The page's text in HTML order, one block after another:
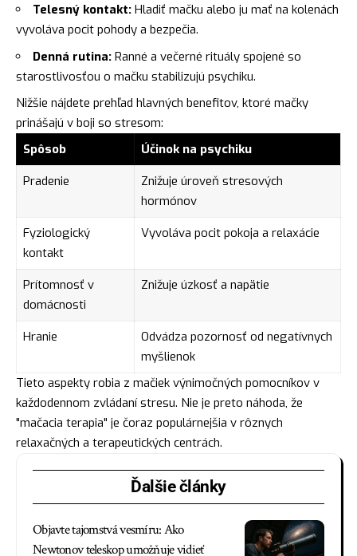
Telesný kontakt: Hladiť mačku alebo ju mať na kolenách
vyvoláva pocit pohody a bezpečia.
Denná rutina: Ranné a večerné rituály spojené so
starostlivosťou o mačku stabilizujú psychiku.
Nižšie nájdete prehľad hlavných benefitov, ktoré mačky
prinášajú v boji so stresom:
Spôsob
Účinok na psychiku
Pradenie
Znižuje úroveň stresových
hormónov
Fyziologický
kontakt
Vyvoláva pocit pokoja a relaxácie
Prítomnosť v
domácnosti
Znižuje úzkosť a napätie
Hranie
Odvádza pozornosť od negatívnych
myšlienok
Tieto aspekty robia z mačiek výnimočných pomocníkov v
každodennom zvládaní stresu. Nie je preto náhoda, že
"mačacia terapia" je čoraz populárnejšia v rôznych
relaxačných a terapeutických centrách.
Ďalšie články
Objavte tajomstvá vesmíru: Ako
Newtonov teleskop umožňuje vidieť